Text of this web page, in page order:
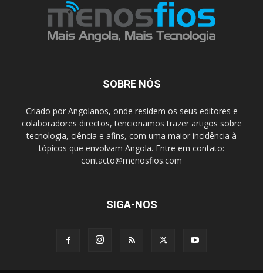
SOBRE NÓS
Criado por Angolanos, onde residem os seus editores e
colaboradores directos, tencionamos trazer artigos sobre
tecnologia, ciência e afins, com uma maior incidência à
tópicos que envolvam Angola. Entre em contato:
contacto@menosfios.com
SIGA-NOS